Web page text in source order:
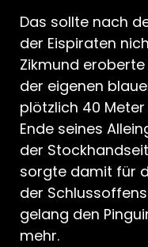
Das sollte nach
der Eispiraten
Zikmund
der eigenen
plötzlich 40
Ende seines
der
sorgte damit für
der
gelang den
mehr.